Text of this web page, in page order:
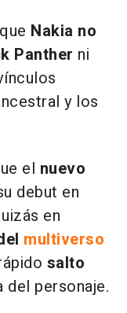
Nakia no
Panther ni
y los
el nuevo
debut en
en
multiverso
salto
del personaje.